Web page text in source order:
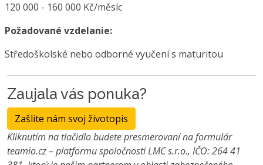
120 000 - 160 000 Kč/měsíc
Požadované vzdelanie:
Středoškolské nebo odborné vyučení s maturitou
Zaujala vás ponuka?
Zašlite nám svoj životopis
Kliknutím na tlačidlo budete presmerovaní na formulár
teamio.cz – platformu spoločnosti LMC s.r.o., IČO: 264 41